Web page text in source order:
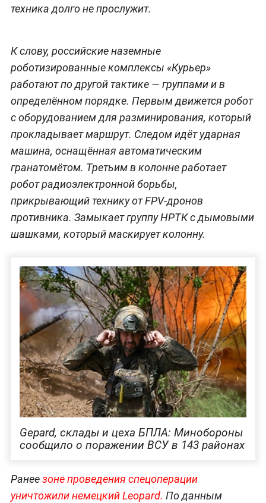
техника долго не прослужит.
К слову, российские наземные
роботизированные комплексы «Курьер»
работают по другой тактике — группами и в
определённом порядке. Первым движется робот
с оборудованием для разминирования, который
прокладывает маршрут. Следом идёт ударная
машина, оснащённая автоматическим
гранатомётом. Третьим в колонне работает
робот радиоэлектронной борьбы,
прикрывающий технику от FPV-дронов
противника. Замыкает группу НРТК с дымовыми
шашками, который маскирует колонну.
Gepard, склады и цеха БПЛА: Минобороны
сообщило о поражении ВСУ в 143 районах
Ранеезоне проведения спецоперации
уничтожили немецкий Leopard. По данным